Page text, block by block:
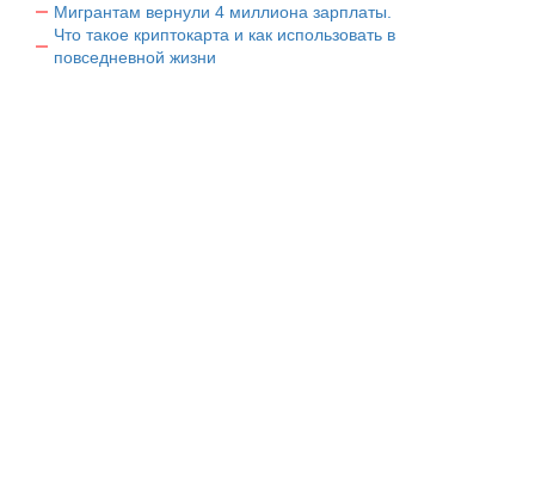
Мигрантам вернули 4 миллиона зарплаты.
Что такое криптокарта и как использовать в
повседневной жизни